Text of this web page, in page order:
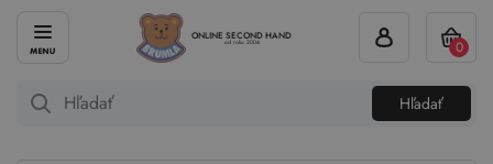
ONLINE SECOND HAND
od roku 2004
Hľadať
0